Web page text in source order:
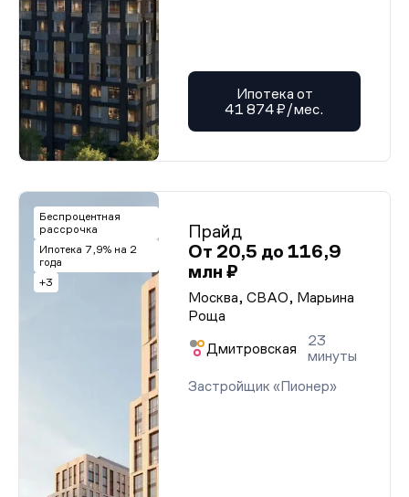
Ипотека от
41 874 ₽/мес.
Беспроцентная
рассрочка
Ипотека 7,9% на 2
года
+3
Прайд
От 20,5 до 116,9
млн ₽
Москва, СВАО, Марьина
Роща
Дмитровская
23
минуты
Застройщик «Пионер»